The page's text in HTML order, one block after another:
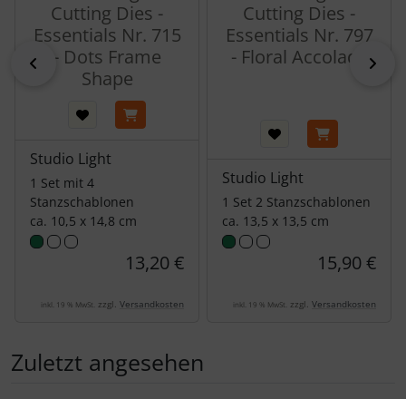
zurück
Cutting Dies -
Essentials Nr. 715
- Dots Frame
Shape
Studio Light
1 Set mit 4
Stanzschablonen
ca. 10,5 x 14,8 cm
13,20 €
inkl. 19 % MwSt. zzgl. Versandkosten
Cutting Dies -
Essentials Nr. 797
- Floral Accolade
Studio Light
1 Set 2 Stanzschablonen
ca. 13,5 x 13,5 cm
15,90 €
inkl. 19 % MwSt. zzgl. Versandkosten
Zuletzt angesehen